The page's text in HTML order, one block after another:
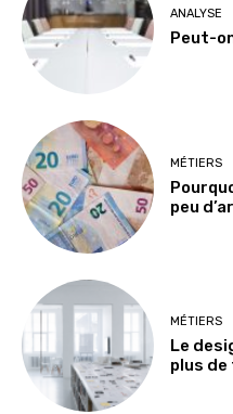
ANALYSE
Peut-
MÉTIERS
peu
MÉTIERS
Le
plus de